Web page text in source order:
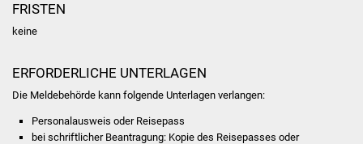
Was erledige ich wo
Dienstleistungen
FRISTEN
keine
ERFORDERLICHE UNTERLAGEN
Die Meldebehörde kann folgende Unterlagen verlangen:
Personalausweis oder Reisepass
bei schriftlicher Beantragung: Kopie des Reisepasses oder